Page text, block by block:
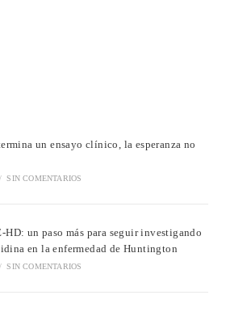
un ensayo clínico, la esperanza no
/ SIN COMENTARIOS
HD: un paso más para seguir investigando
en la enfermedad de Huntington
/ SIN COMENTARIOS